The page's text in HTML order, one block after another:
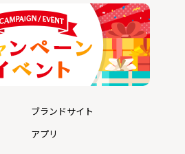
ブランドサイト
アプリ